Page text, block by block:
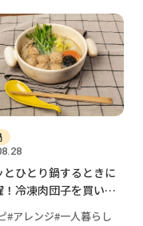
とひとり鍋するときに
！冷凍肉団子を買い置
おくと便利です
アレンジ 一人暮らし